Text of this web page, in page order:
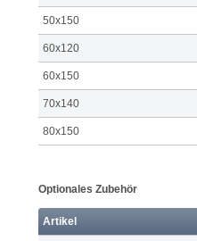
50x150
60x120
60x150
70x140
80x150
Optionales Zubehör
Artikel